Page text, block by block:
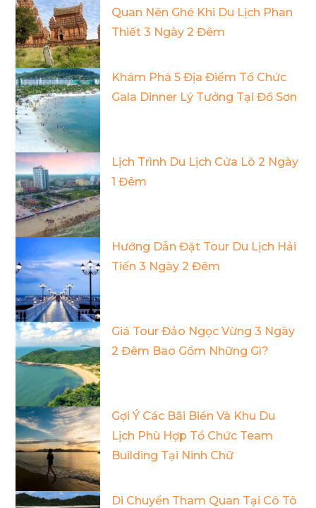
Quan Nên Ghé Khi Du Lịch Phan
Thiết 3 Ngày 2 Đêm
Khám Phá 5 Địa Điểm Tổ Chức
Gala Dinner Lý Tưởng Tại Đồ Sơn
Lịch Trình Du Lịch Cửa Lò 2 Ngày
1 Đêm
Hướng Dẫn Đặt Tour Du Lịch Hải
Tiến 3 Ngày 2 Đêm
Giá Tour Đảo Ngọc Vừng 3 Ngày
2 Đêm Bao Gồm Những Gì?
Gợi Ý Các Bãi Biển Và Khu Du
Lịch Phù Hợp Tổ Chức Team
Building Tại Ninh Chữ
Di Chuyển Tham Quan Tại Cô Tô